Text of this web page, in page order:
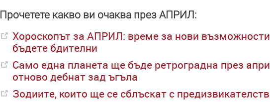
Прочетете какво ви очаква през АПРИЛ:
Хороскопът за АПРИЛ: време за нови
бъдете бдителни
Само една планета ще бъде ретроградна през
отново дебнат зад ъгъла
Зодиите, които ще се сблъскат с